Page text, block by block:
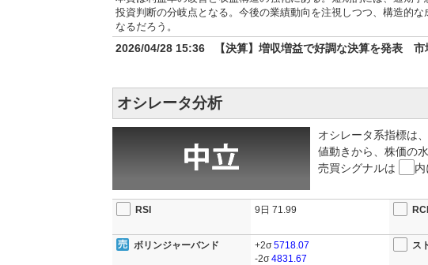
投資判断の分岐点となる。今後の業績動向を注視しつつ、構造的
なるだろう。
2026/04/28 15:36 【決算】増収増益で好調な決算を発表
これにより、同社の業績は堅調な推移を示している。
しっかりと結びついている点がポジティブに受け止められている
視されている。
り、今後は計画に対する進捗率が焦点となる。
また、配当関連の開示も行われており、株主還元の姿勢にも注目
移る。予想との乖離が縮まれば評価はさらに高まるが、利益率の
オシレータ分析
オシレータ系指標は
値動きから、株価の
売買シグナルは
内
RSI 9日 71.99 RCI
ボリンジャーバンド
+2σ5718.07
-2σ4831.67
ス